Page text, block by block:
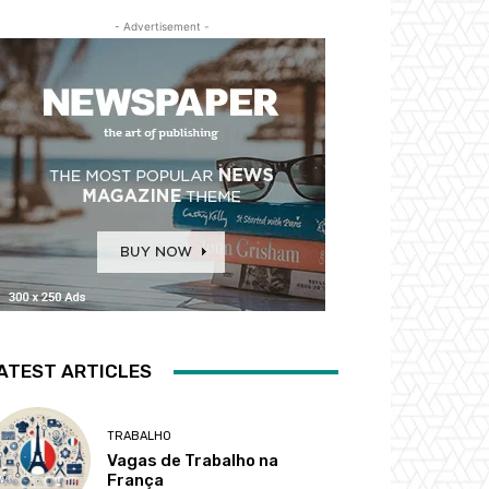
- Advertisement -
ARTICLES
TRABALHO
Vagas de Trabalho na
França